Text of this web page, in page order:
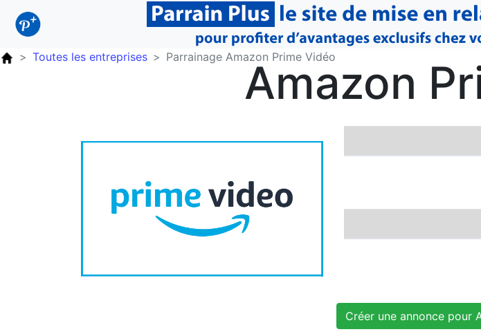
Toutes les entreprises Parrainage Amazon Prime Vidéo
Amazon
Créer une annonce pour